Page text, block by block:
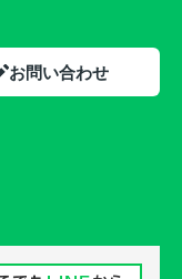
お問い合わせ